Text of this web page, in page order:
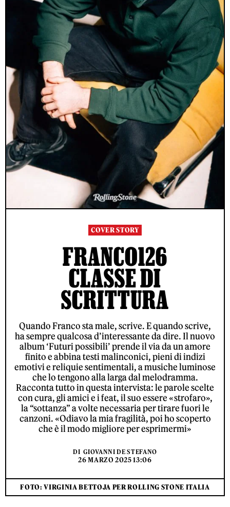
COVER STORY
FRANCO126
CLASSE DI
SCRITTURA
Quando Franco sta male, scrive. E quando scrive,
ha sempre qualcosa d’interessante da dire. Il nuovo
album ‘Futuri possibili’ prende il via da un amore
finito e abbina testi malinconici, pieni di indizi
emotivi e reliquie sentimentali, a musiche luminose
che lo tengono alla larga dal melodramma.
Racconta tutto in questa intervista: le parole scelte
con cura, gli amici e i feat, il suo essere «strofaro»,
la “sottanza” a volte necessaria per tirare fuori le
canzoni. «Odiavo la mia fragilità, poi ho scoperto
che è il modo migliore per esprimermi»
DI GIOVANNI DE STEFANO
26 MARZO 2025 13:06
FOTO: VIRGINIA BETTOJA PER ROLLING STONE ITALIA